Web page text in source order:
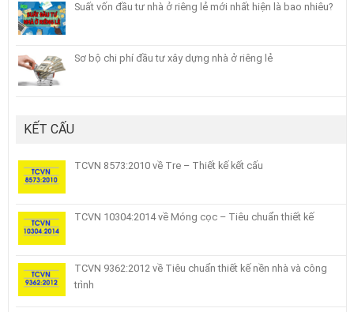
Suất vốn đầu tư nhà ở riêng lẻ mới nhất hiện là bao nhiêu?
Sơ bộ chi phí đầu tư xây dựng nhà ở riêng lẻ
KẾT CẤU
TCVN 8573:2010 về Tre – Thiết kế kết cấu
TCVN 10304:2014 về Móng cọc – Tiêu chuẩn thiết kế
TCVN 9362:2012 về Tiêu chuẩn thiết kế nền nhà và công
trình